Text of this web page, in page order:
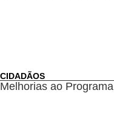
CIDADÃOS
Melhorias ao